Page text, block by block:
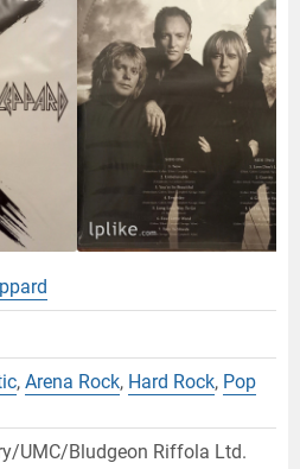
, Arena Rock, Hard Rock, Pop
UMC/Bludgeon Riffola Ltd.